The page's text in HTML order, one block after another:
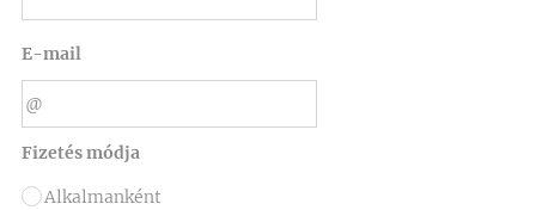
E-mail
Fizetés módja
Alkalmanként